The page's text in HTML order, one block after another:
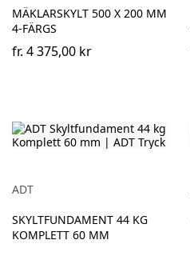
MÄKLARSKYLT 500 X 200 MM
4-FÄRGS
fr. 4 375,00 kr
ADT
SKYLTFUNDAMENT 44 KG
KOMPLETT 60 MM